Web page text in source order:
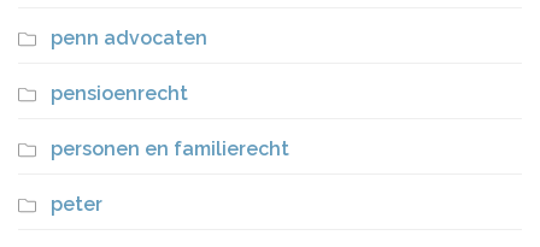
penn advocaten
pensioenrecht
personen en familierecht
peter